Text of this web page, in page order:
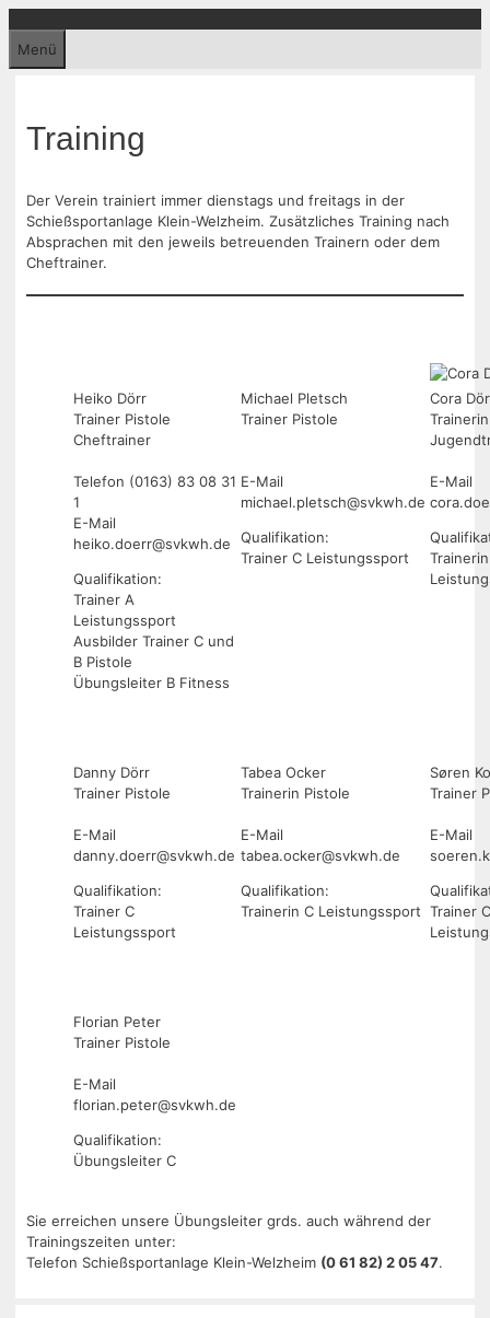
springen
Menü
Training
Der Verein trainiert immer dienstags und freitags in der
Schießsportanlage Klein-Welzheim. Zusätzliches Training nach
Absprachen mit den jeweils betreuenden Trainern oder dem
Cheftrainer.
Heiko Dörr
Trainer Pistole
Cheftrainer
Telefon (0163) 83 08 31
1
E-Mail
heiko.doerr@svkwh.de
Qualifikation:
Trainer A
Leistungssport
Ausbilder Trainer C und
B Pistole
Übungsleiter B Fitness
Michael Pletsch
Trainer Pistole
E-Mail
michael.pletsch@svkwh.de
Qualifikation:
Trainer C Leistungssport
Cora
E-Mail
Danny Dörr
Trainer Pistole
E-Mail
danny.doerr@svkwh.de
Qualifikation:
Trainer C
Leistungssport
Tabea Ocker
Trainerin Pistole
E-Mail
tabea.ocker@svkwh.de
Qualifikation:
Trainerin C Leistungssport
Søren
Trainer
E-Mail
Trainer C
Florian Peter
Trainer Pistole
E-Mail
florian.peter@svkwh.de
Qualifikation:
Übungsleiter C
Sie erreichen unsere Übungsleiter grds. auch während der
Trainingszeiten unter:
Telefon Schießsportanlage Klein-Welzheim (0 61 82) 2 05 47.